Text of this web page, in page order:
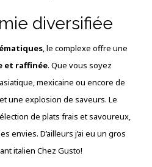
diversifiée
, le complexe offre une
et raffinée. Que vous soyez
mexicaine ou encore de
une explosion de saveurs. Le
de plats frais et savoureux,
envies. D’ailleurs j’ai eu un gros
italien Chez Gusto!